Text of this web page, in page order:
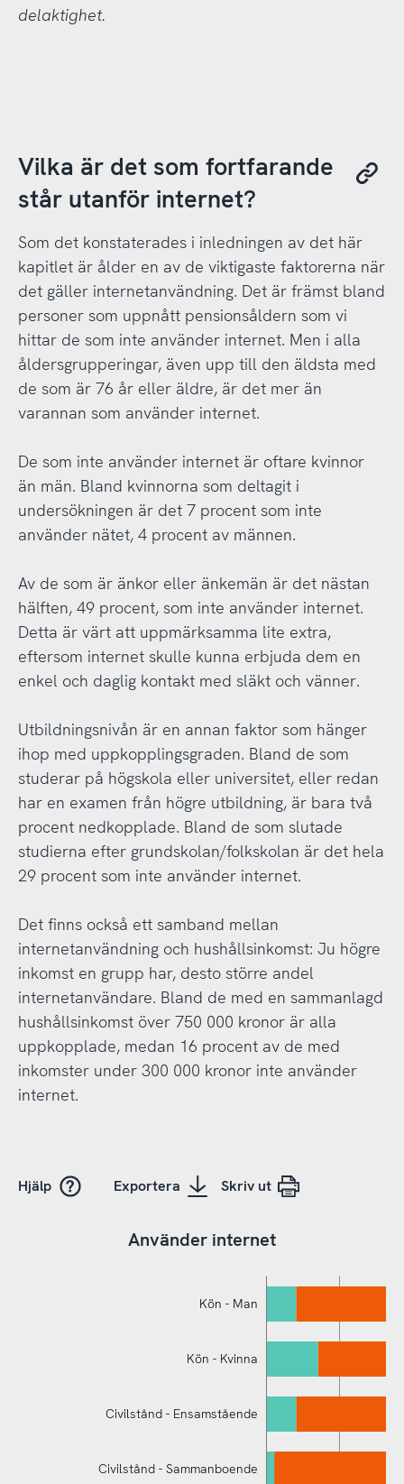
delaktighet.
Vilka är det som fortfarande
står utanför internet?
Som det konstaterades i inledningen av det här
kapitlet är ålder en av de viktigaste faktorerna när
det gäller internetanvändning. Det är främst bland
personer som uppnått pensionsåldern som vi
hittar de som inte använder internet. Men i alla
åldersgrupperingar, även upp till den äldsta med
de som är 76 år eller äldre, är det mer än
varannan som använder internet.
De som inte använder internet är oftare kvinnor
än män. Bland kvinnorna som deltagit i
undersökningen är det 7 procent som inte
använder nätet, 4 procent av männen.
Av de som är änkor eller änkemän är det nästan
hälften, 49 procent, som inte använder internet.
Detta är värt att uppmärksamma lite extra,
eftersom internet skulle kunna erbjuda dem en
enkel och daglig kontakt med släkt och vänner.
Utbildningsnivån är en annan faktor som hänger
ihop med uppkopplingsgraden. Bland de som
studerar på högskola eller universitet, eller redan
har en examen från högre utbildning, är bara två
procent nedkopplade. Bland de som slutade
studierna efter grundskolan/folkskolan är det hela
29 procent som inte använder internet.
Det finns också ett samband mellan
internetanvändning och hushållsinkomst: Ju högre
inkomst en grupp har, desto större andel
internetanvändare. Bland de med en sammanlagd
hushållsinkomst över 750 000 kronor är alla
uppkopplade, medan 16 procent av de med
inkomster under 300 000 kronor inte använder
internet.
Hjälp Exportera Skriv ut
Använder internet
Kön - Man
Kön - Kvinna
Civilstånd - Ensamstående
Civilstånd - Sammanboende